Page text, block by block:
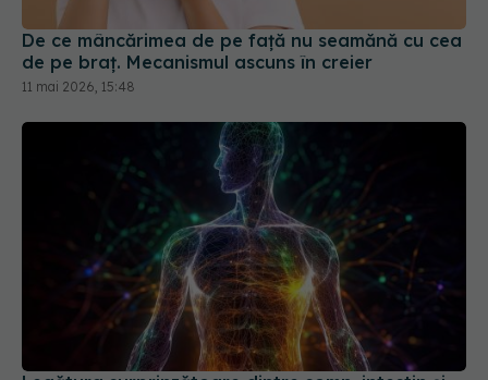
De ce mâncărimea de pe față nu seamănă cu cea
de pe braț. Mecanismul ascuns în creier
11 mai 2026, 15:48